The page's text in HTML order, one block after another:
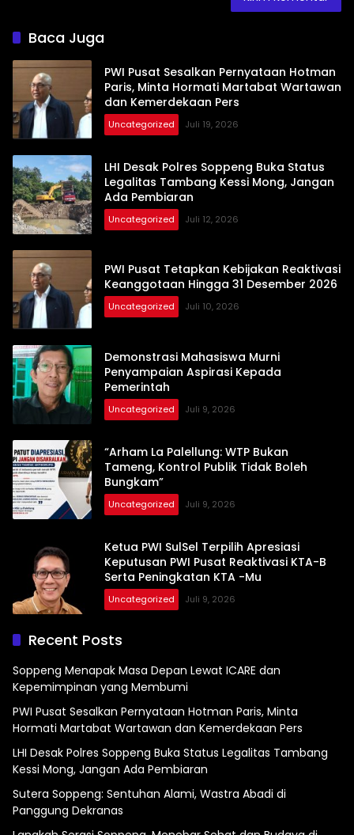
Baca Juga
PWI Pusat Sesalkan Pernyataan Hotman
Paris, Minta Hormati Martabat Wartawan
dan Kemerdekaan Pers
Uncategorized Juli 19, 2026
LHI Desak Polres Soppeng Buka Status
Legalitas Tambang Kessi Mong, Jangan
Ada Pembiaran
Uncategorized Juli 12, 2026
PWI Pusat Tetapkan Kebijakan Reaktivasi
Keanggotaan Hingga 31 Desember 2026
Uncategorized Juli 10, 2026
Demonstrasi Mahasiswa Murni
Penyampaian Aspirasi Kepada
Pemerintah
Uncategorized Juli 9, 2026
“Arham La Palellung: WTP Bukan
Tameng, Kontrol Publik Tidak Boleh
Bungkam”
Uncategorized Juli 9, 2026
Ketua PWI SulSel Terpilih Apresiasi
Keputusan PWI Pusat Reaktivasi KTA-B
Serta Peningkatan KTA -Mu
Uncategorized Juli 9, 2026
Recent Posts
Soppeng Menapak Masa Depan Lewat ICARE dan
Kepemimpinan yang Membumi
PWI Pusat Sesalkan Pernyataan Hotman Paris, Minta
Hormati Martabat Wartawan dan Kemerdekaan Pers
LHI Desak Polres Soppeng Buka Status Legalitas Tambang
Kessi Mong, Jangan Ada Pembiaran
Sutera Soppeng: Sentuhan Alami, Wastra Abadi di
Panggung Dekranas